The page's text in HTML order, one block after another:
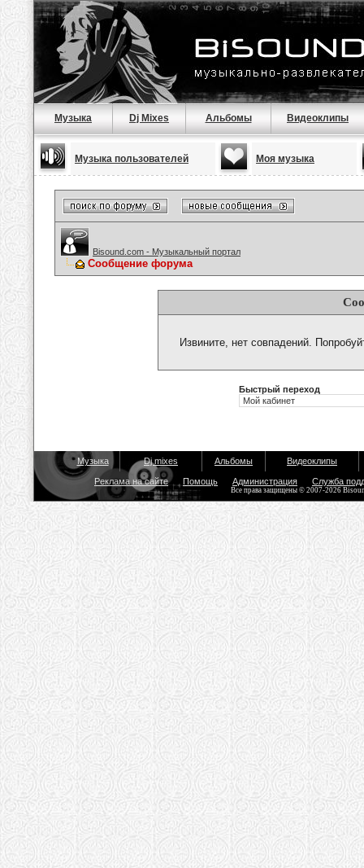
Музыка Dj Mixes Альбомы Видеоклипы
Музыка пользователей Моя музыка
Bisound.com - Музыкальный портал
Сообщение форума
Извините, нет совпадений.
Быстрый переход
Музыка Dj mixes Альбомы Видеоклипы
Реклама на сайте Помощь Администрация Служба
Все права защищены © 2007-2026